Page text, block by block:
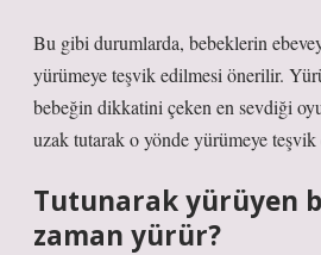
Bu gibi durumlarda, bebeklerin
yürümeye teşvik edilmesi önerilir.
bebeğin dikkatini çeken en sevdiği
uzak tutarak o yönde yürümeye
Tutunarak yürüyen
zaman yürür?